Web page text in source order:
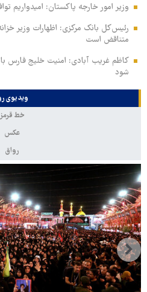
وزیر امور خارجه پاکستان: امیدواریم
رئیس‌کل بانک مرکزی: اظهارات وزیر
متناقض است
کاظم غریب آبادی: امنیت خلیج فارس
شود
ویدیوی
خط قرمز
عکس
رواق